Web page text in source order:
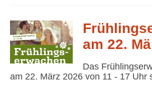
am 22.
Das
am 22. März 2026 von 11 - 17 Uhr